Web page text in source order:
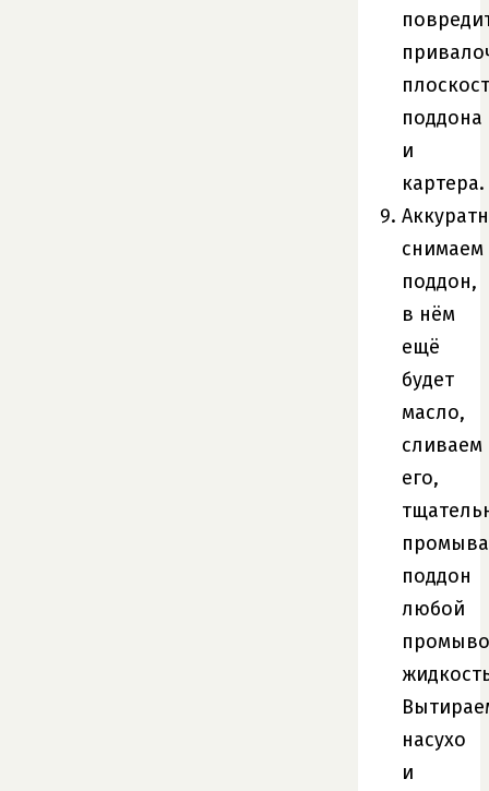
поддона
и
картера.
снимаем
поддон,
в нём
ещё
будет
масло,
сливаем
его,
поддон
любой
насухо
и